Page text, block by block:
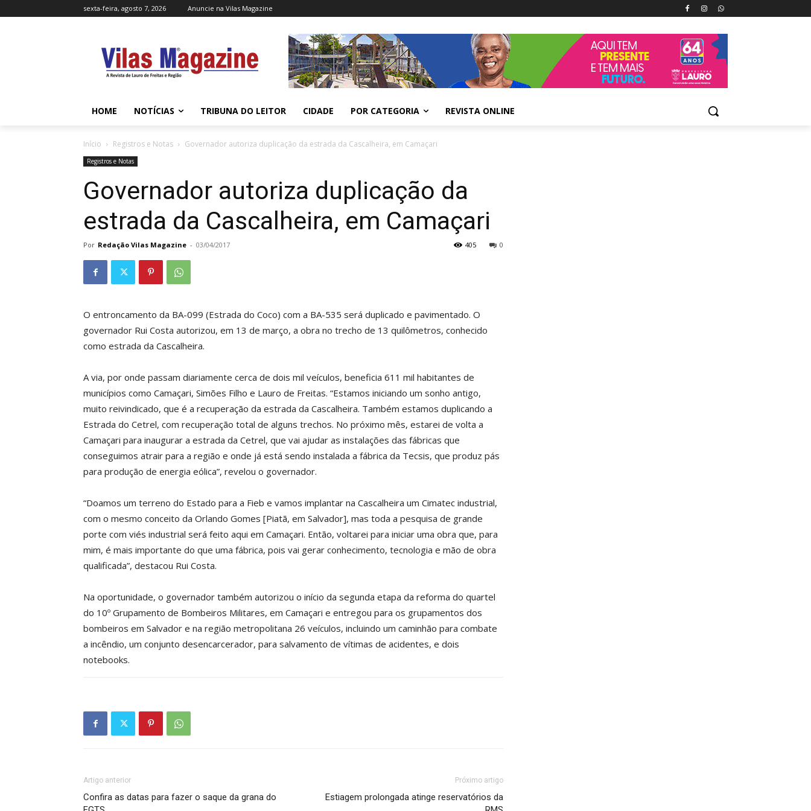
sexta-feira, agosto 7, 2026 Anuncie na Vilas Magazine
HOME NOTÍCIAS TRIBUNA DO LEITOR CIDADE POR CATEGORIA REVISTA ONLINE
Início Registros e Notas Governador autoriza duplicação da estrada da Cascalheira, em Camaçari
Registros e Notas
Governador autoriza duplicação da
estrada da Cascalheira, em Camaçari
Por Redação Vilas Magazine - 03/04/2017 0
405
O entroncamento da BA-099 (Estrada do Coco) com a BA-535 será duplicado e pavimentado. O
governador Rui Costa autorizou, em 13 de março, a obra no trecho de 13 quilômetros, conhecido
como estrada da Cascalheira.
A via, por onde passam diariamente cerca de dois mil veículos, beneficia 611 mil habitantes de
municípios como Camaçari, Simões Filho e Lauro de Freitas. “Estamos iniciando um sonho antigo,
muito reivindicado, que é a recuperação da estrada da Cascalheira. Também estamos duplicando a
Estrada do Cetrel, com recuperação total de alguns trechos. No próximo mês, estarei de volta a
Camaçari para inaugurar a estrada da Cetrel, que vai ajudar as instalações das fábricas que
conseguimos atrair para a região e onde já está sendo instalada a fábrica da Tecsis, que produz pás
para produção de energia eólica”, revelou o governador.
“Doamos um terreno do Estado para a Fieb e vamos implantar na Cascalheira um Cimatec industrial,
com o mesmo conceito da Orlando Gomes [Piatã, em Salvador], mas toda a pesquisa de grande
porte com viés industrial será feito aqui em Camaçari. Então, voltarei para iniciar uma obra que, para
mim, é mais importante do que uma fábrica, pois vai gerar conhecimento, tecnologia e mão de obra
qualificada”, destacou Rui Costa.
Na oportunidade, o governador também autorizou o início da segunda etapa da reforma do quartel
do 10º Grupamento de Bombeiros Militares, em Camaçari e entregou para os grupamentos dos
bombeiros em Salvador e na região metropolitana 26 veículos, incluindo um caminhão para combate
a incêndio, um conjunto desencarcerador, para salvamento de vítimas de acidentes, e dois
notebooks.
Artigo anterior
Confira as datas para fazer o saque da grana do
Próximo artigo
Estiagem prolongada atinge reservatórios da